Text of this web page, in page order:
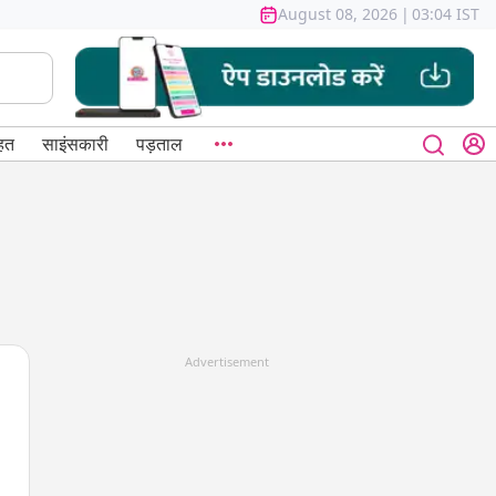
August 08, 2026 | 03:04 IST
साइंसकारी पड़ताल
Advertisement